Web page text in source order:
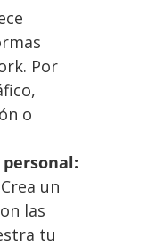
Por
o
un
las
tu